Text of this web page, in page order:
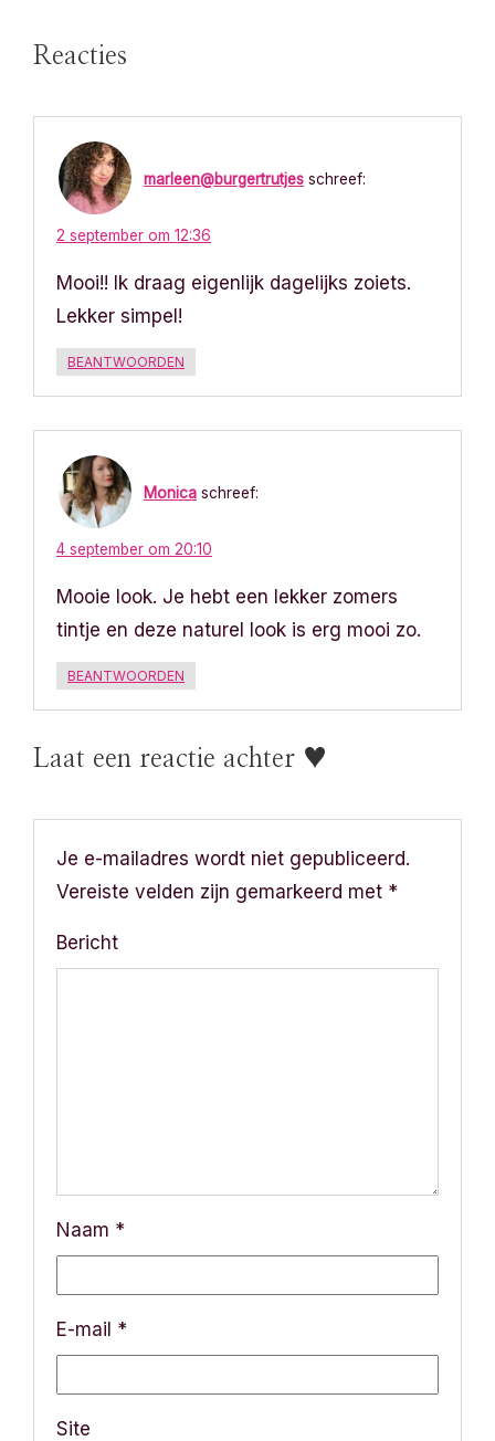
i
c
i
Reacties
marleen@burgertrutjes schreef:
2 september om 12:36
Mooi!! Ik draag eigenlijk dagelijks zoiets.
Lekker simpel!
BEANTWOORDEN
Monica schreef:
4 september om 20:10
Mooie look. Je hebt een lekker zomers
tintje en deze naturel look is erg mooi zo.
BEANTWOORDEN
Laat een reactie achter ♥
Je e-mailadres wordt niet gepubliceerd.
Vereiste velden zijn gemarkeerd met *
Bericht
Naam *
E-mail *
Site